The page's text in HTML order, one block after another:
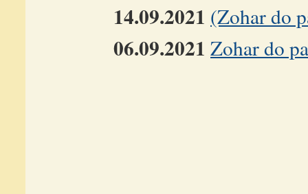
14.09.2021 (Zohar do
06.09.2021 Zohar do